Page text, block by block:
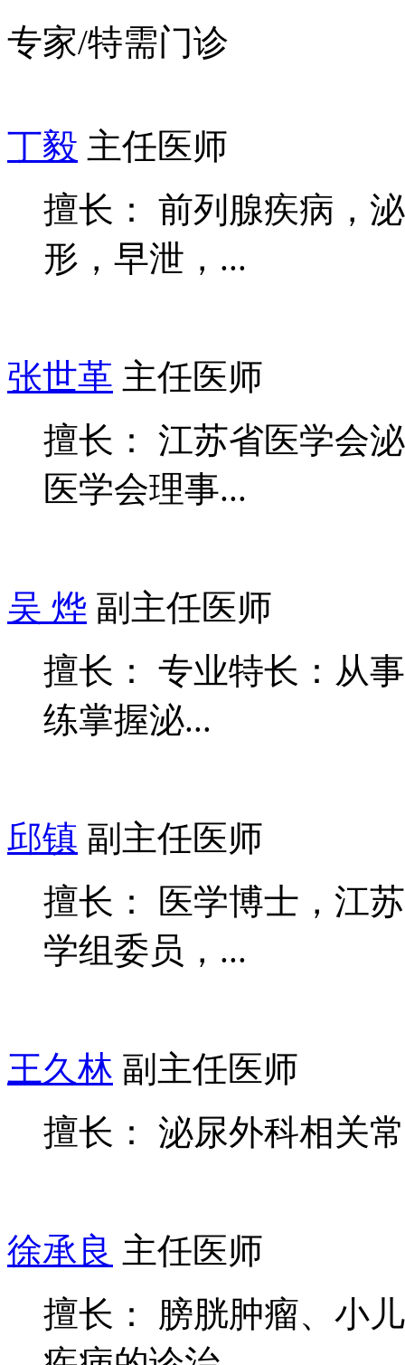
专家/特需门诊
丁毅 主任医师
擅长： 前列腺疾病，
形，早泄，...
张世革 主任医师
擅长： 江苏省医学会
医学会理事...
吴 烨 副主任医师
擅长： 专业特长：从
练掌握泌...
邱镇 副主任医师
擅长： 医学博士，江
学组委员，...
王久林 副主任医师
擅长： 泌尿外科相关
徐承良 主任医师
擅长： 膀胱肿瘤、小